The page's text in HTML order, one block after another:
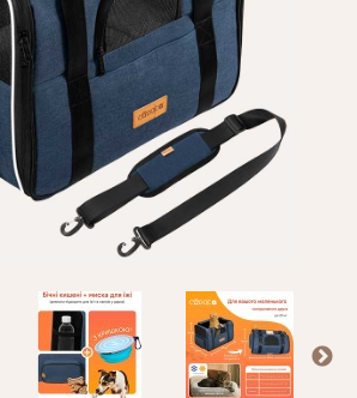
Програма лояльності
Про Нас
Оптовим клієнтам
+380 (95) 095-00-05